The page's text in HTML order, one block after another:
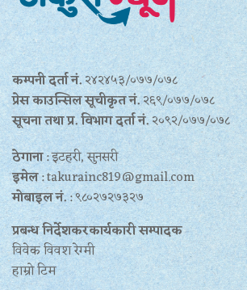
कम्पनी दर्ता नं.२४२४५३/०७७/०७८
प्रेस काउन्सिल सूचीकृत नं.२६९/०७७/०७८
सूचना तथा प्र‍. विभाग दर्ता नं.२०९२/०७७/०७८
ठेगाना: इटहरी, सुनसरी
इमेल: takurainc819@gmail.com
मोबाइल नं.: ९८०२७२७३२७
प्रबन्ध निर्देशकरकार्यकारी सम्पादक
विवेक विवश रेग्मी
हाम्रो टिम